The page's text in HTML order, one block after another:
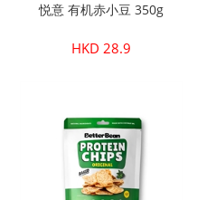
悦意 有机赤小豆 350g
HKD 28.9